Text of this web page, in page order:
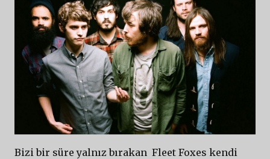
Bizi bir süre yalnız bırakan Fleet Foxes kendi